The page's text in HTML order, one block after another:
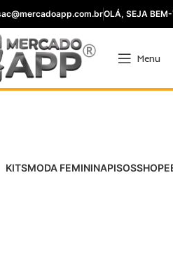
OLÁ, SEJA
Menu
KITSMODA FEMININAPISOS